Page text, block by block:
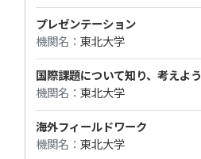
プレゼンテーション
機関名： 東北大学
国際課題について知り、考えよう
機関名： 東北大学
海外フィールドワーク
機関名： 東北大学